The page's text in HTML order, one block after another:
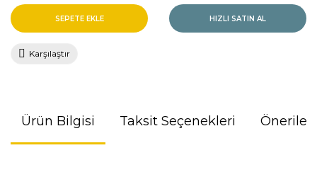
SEPETE EKLE HIZLI SATIN AL
Karşılaştır
Ürün Bilgisi Taksit Seçenekleri